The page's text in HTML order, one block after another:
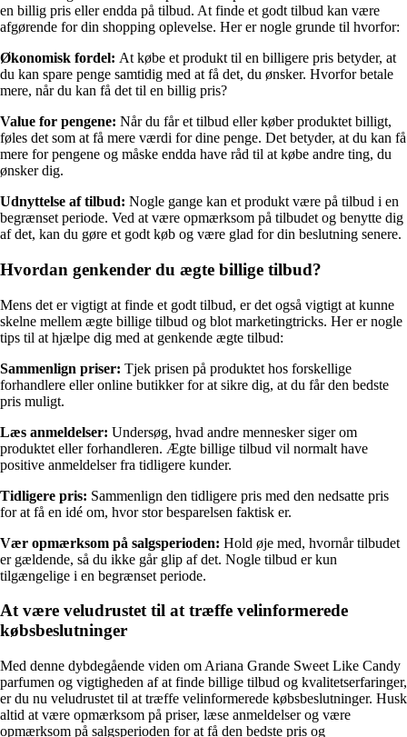
en billig pris eller endda på tilbud. At finde et godt tilbud kan være
afgørende for din shopping oplevelse. Her er nogle grunde til hvorfor:
Økonomisk fordel: At købe et produkt til en billigere pris betyder, at
du kan spare penge samtidig med at få det, du ønsker. Hvorfor betale
mere, når du kan få det til en billig pris?
Value for pengene: Når du får et tilbud eller køber produktet billigt,
føles det som at få mere værdi for dine penge. Det betyder, at du kan få
mere for pengene og måske endda have råd til at købe andre ting, du
ønsker dig.
Udnyttelse af tilbud: Nogle gange kan et produkt være på tilbud i en
begrænset periode. Ved at være opmærksom på tilbudet og benytte dig
af det, kan du gøre et godt køb og være glad for din beslutning senere.
Hvordan genkender du ægte billige tilbud?
Mens det er vigtigt at finde et godt tilbud, er det også vigtigt at kunne
skelne mellem ægte billige tilbud og blot marketingtricks. Her er nogle
tips til at hjælpe dig med at genkende ægte tilbud:
Sammenlign priser: Tjek prisen på produktet hos forskellige
forhandlere eller online butikker for at sikre dig, at du får den bedste
pris muligt.
Læs anmeldelser: Undersøg, hvad andre mennesker siger om
produktet eller forhandleren. Ægte billige tilbud vil normalt have
positive anmeldelser fra tidligere kunder.
Tidligere pris: Sammenlign den tidligere pris med den nedsatte pris
for at få en idé om, hvor stor besparelsen faktisk er.
Vær opmærksom på salgsperioden: Hold øje med, hvornår tilbudet
er gældende, så du ikke går glip af det. Nogle tilbud er kun
tilgængelige i en begrænset periode.
At være veludrustet til at træffe velinformerede
købsbeslutninger
Med denne dybdegående viden om Ariana Grande Sweet Like Candy
parfumen og vigtigheden af ​​at finde billige tilbud og kvalitetserfaringer,
er du nu veludrustet til at træffe velinformerede købsbeslutninger. Husk
altid at være opmærksom på priser, læse anmeldelser og være
opmærksom på salgsperioden for at få den bedste pris og